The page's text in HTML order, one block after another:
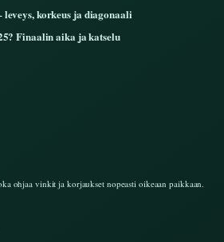
korkeus ja diagonaali
Finaalin aika ja katselu
ohjaa vinkit ja korjaukset nopeasti oikeaan paikkaan.